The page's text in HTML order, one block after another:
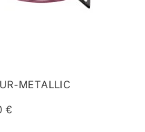
METALLIC
€